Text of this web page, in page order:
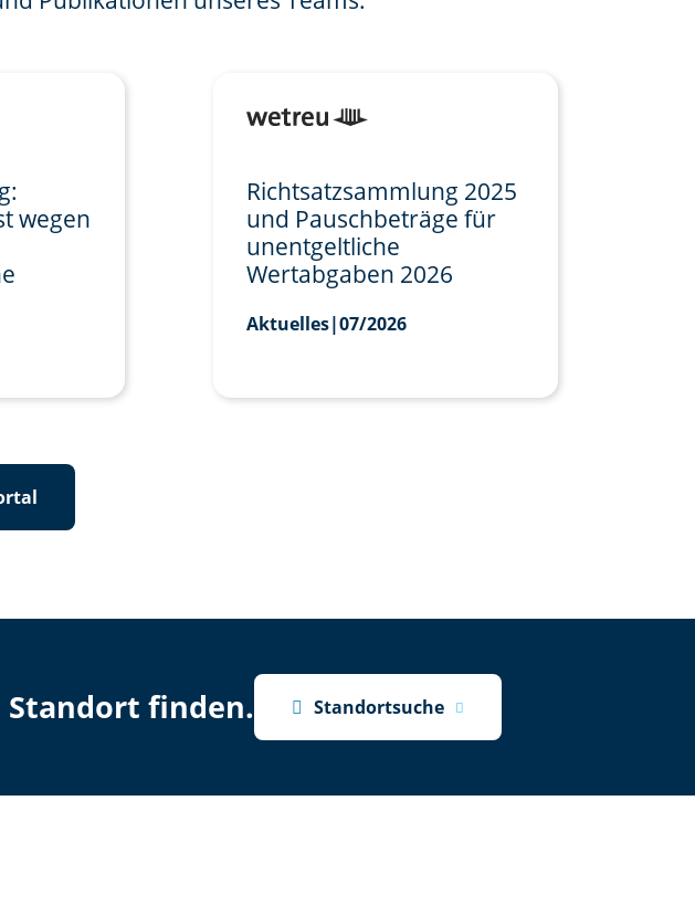
wegen
Richtsatzsammlung 2025
und Pauschbeträge für
unentgeltliche
Wertabgaben 2026
Aktuelles|07/2026
Standort finden.  Standortsuche